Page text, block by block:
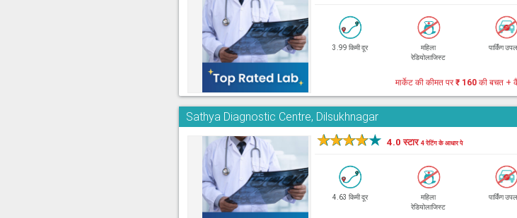
3.99 किमी दूर
महिला
रेडियोलाजिस्ट
पार्किंग
मार्केट की कीमत पर₹ 160 की बचत +
Sathya Diagnostic Centre, Dilsukhnagar
★★★★★ 4.0 स्टार4 रेटिंग के आधार पे
4.63 किमी दूर
महिला
रेडियोलाजिस्ट
पार्किंग